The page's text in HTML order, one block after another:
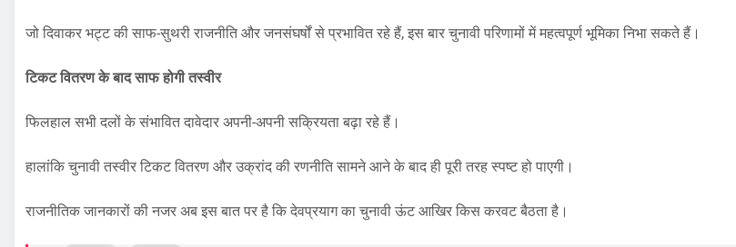
जो दिवाकर भट्ट की साफ-सुथरी राजनीति और जनसंघर्षों से प्रभावित रहे हैं, इस बार चुनावी परिणामों में महत्वपूर्ण भूमिका निभा सकते हैं।
टिकट वितरण के बाद साफ होगी तस्वीर
फिलहाल सभी दलों के संभावित दावेदार अपनी-अपनी सक्रियता बढ़ा रहे हैं।
हालांकि चुनावी तस्वीर टिकट वितरण और उक्रांद की रणनीति सामने आने के बाद ही पूरी तरह स्पष्ट हो पाएगी।
राजनीतिक जानकारों की नजर अब इस बात पर है कि देवप्रयाग का चुनावी ऊंट आखिर किस करवट बैठता है।